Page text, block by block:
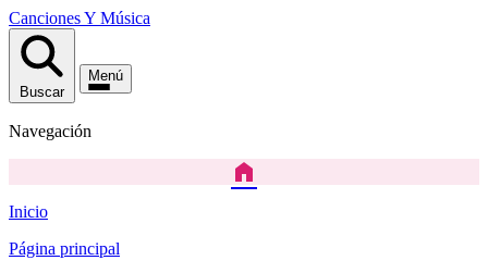
CancionesY Música
Buscar
Menú
Navegación
home
Inicio
Página principal